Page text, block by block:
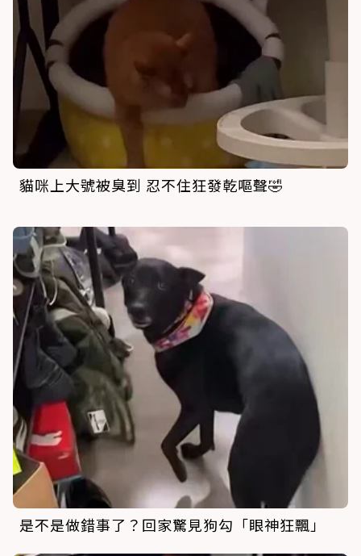
貓咪上大號被臭到 忍不住狂發乾嘔聲🤣
是不是做錯事了？回家驚見狗勾「眼神狂飄」